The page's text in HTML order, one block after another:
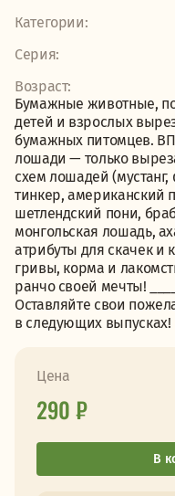
Категории:
Серия:
Возраст:
Бумажные животные,
детей и взрослых
бумажных питомцев.
лошади — только
схем лошадей
тинкер, американский
шетлендский пони,
монгольская лошадь,
атрибуты для скачек и
гривы, корма и
ранчо своей мечты!
Оставляйте свои
в следующих выпусках!
Цена
290 ₽
В